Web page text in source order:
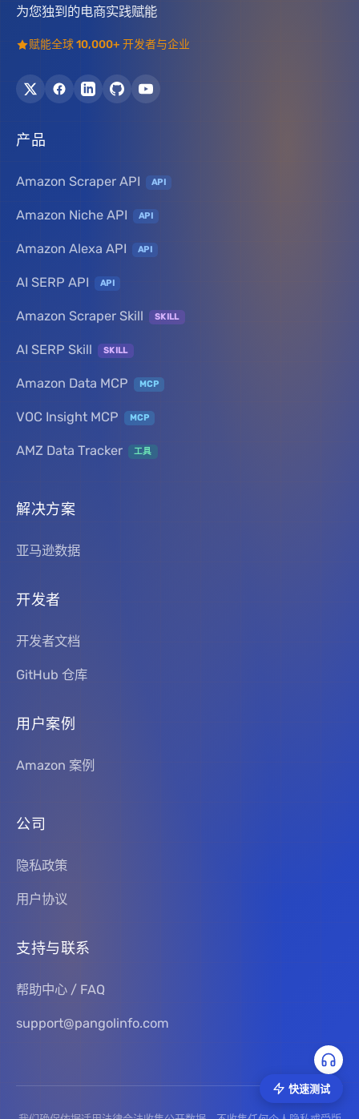
为您独到的电商实践赋能
赋能全球 10,000+ 开发者与企业
产品
Amazon Scraper API API
Amazon Niche API API
Amazon Alexa API API
AI SERP API API
Amazon Scraper Skill SKILL
AI SERP Skill SKILL
Amazon Data MCP MCP
VOC Insight MCP MCP
AMZ Data Tracker 工具
解决方案
亚马逊数据
开发者
开发者文档
GitHub 仓库
用户案例
Amazon 案例
公司
隐私政策
用户协议
支持与联系
帮助中心 / FAQ
support@pangolinfo.com
快速测试